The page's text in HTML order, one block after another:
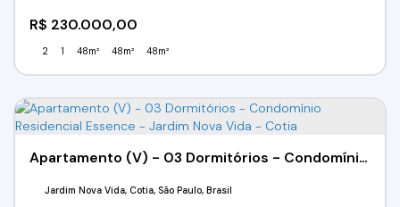
R$ 230.000,00
2 1 48m² 48m² 48m²
Apartamento (V) - 03 Dormitórios - Condomínio Residencial Essence - Jardim Nova Vida - Cotia
Jardim Nova Vida, Cotia, São Paulo, Brasil